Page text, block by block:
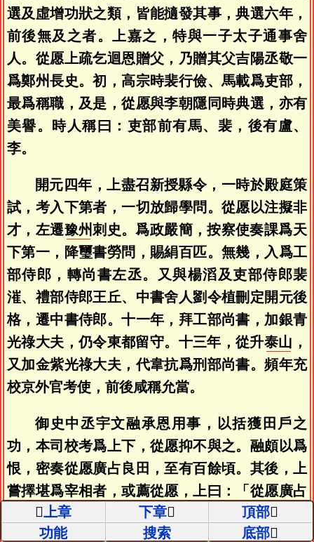
選及虛增功狀之類，皆能擿發其事，典選六年，
前後無及之者。上嘉之，特與一子太子通事舍
人。從愿上疏乞迴恩贈父，乃贈其父吉陽丞敬一
爲鄭州長史。初，高宗時裴行儉、馬載爲吏部，
最爲稱職，及是，從愿與李朝隱同時典選，亦有
美譽。時人稱曰：吏部前有馬、裴，後有盧、
李。
開元四年，上盡召新授縣令，一時於殿庭策
試，考入下第者，一切放歸學問。從愿以注擬非
才，左遷豫州刺史。爲政嚴簡，按察使奏課爲天
下第一，降璽書勞問，賜絹百匹。無幾，入爲工
部侍郎，轉尚書左丞。又與楊滔及吏部侍郎裴
漼、禮部侍郎王丘、中書舍人劉令植刪定開元後
格，遷中書侍郎。十一年，拜工部尚書，加銀青
光祿大夫，仍令東都留守。十三年，從升泰山 ，
又加金紫光祿大夫，代韋抗爲刑部尚書。頻年充
校京外官考使，前後咸稱允當。
御史中丞宇文融承恩用事，以括獲田戶之
功，本司校考爲上下，從愿抑不與之。融頗以爲
恨，密奏從愿廣占良田，至有百餘頃。其後，上
嘗擇堪爲宰相者，或薦從愿，上曰：「從愿廣占
田園，是不廉也。」遂止不用。從愿又因早朝，
途中爲人所射，中其從者，捕賊竟不獲。時議從
上章 下章
頂部
功能
搜索 底部